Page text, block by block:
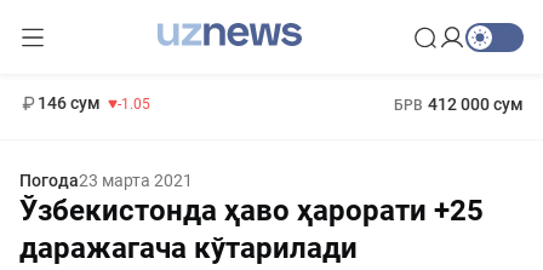
146 сум -1.05 БРВ 412 000 сум
Погода23 марта 2021
Ўзбекистонда ҳаво ҳарорати +25
даражагача кўтарилади